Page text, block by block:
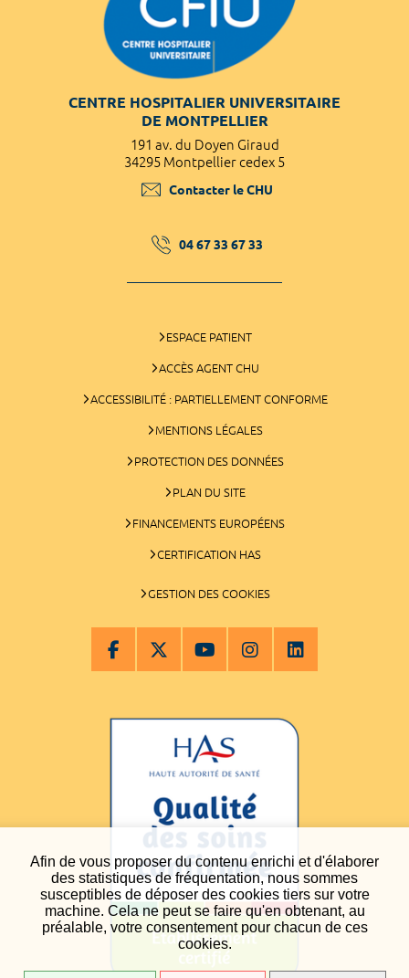
Afin de vous proposer du contenu enrichi et d'élaborer
des statistiques de fréquentation, nous sommes
susceptibles de déposer des cookies tiers sur votre
machine. Cela ne peut se faire qu'en obtenant, au
préalable, votre consentement pour chacun de ces
cookies.
CENTRE HOSPITALIER UNIVERSITAIRE
DE MONTPELLIER
191 av. du Doyen Giraud
34295 Montpellier cedex 5
Contacter le CHU
04 67 33 67 33
ESPACE PATIENT
ACCÈS AGENT CHU
ACCESSIBILITÉ : PARTIELLEMENT CONFORME
MENTIONS LÉGALES
PROTECTION DES DONNÉES
PLAN DU SITE
FINANCEMENTS EUROPÉENS
CERTIFICATION HAS
GESTION DES COOKIES